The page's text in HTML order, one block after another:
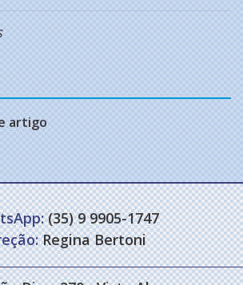
artigo
(35) 9 9905-1747
Regina Bertoni